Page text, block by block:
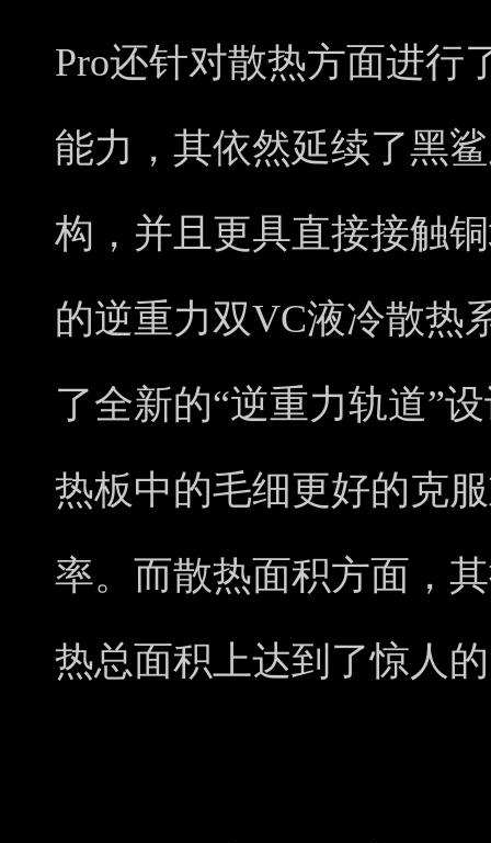
Pro还针对散热方面进行
能力，其依然延续了黑
构，并且更具直接接触
的逆重力双VC液冷散热
了全新的“逆重力轨道”
热板中的毛细更好的克
率。而散热面积方面，
热总面积上达到了惊人的